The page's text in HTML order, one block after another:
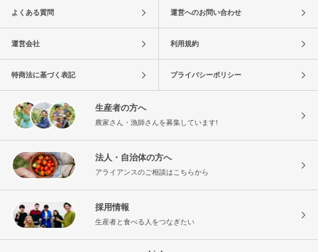
よくある質問 運営へのお問い合わせ
運営会社 利用規約
特商法に基づく表記 プライバシーポリシー
生産者の方へ
農家さん・漁師さんを募集しています!
法人・自治体の方へ
アライアンスのご相談はこちらから
採用情報
生産者と食べる人をつなぎたい